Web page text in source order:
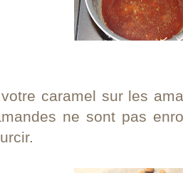
caramel sur les
ne sont pas